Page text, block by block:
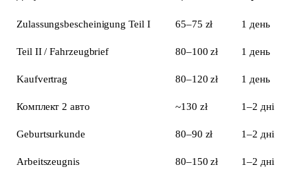
Zulassungsbescheinigung Teil I 65–75 zł 1 день
Teil II / Fahrzeugbrief 80–100 zł 1 день
Kaufvertrag 80–120 zł 1 день
Комплект 2 авто ~130 zł 1–2 дні
Geburtsurkunde 80–90 zł 1–2 дні
Arbeitszeugnis 80–150 zł 1–2 дні